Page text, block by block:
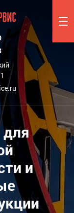
для
и